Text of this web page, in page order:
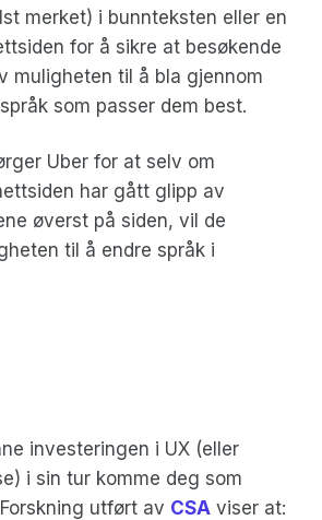
merket) i bunnteksten eller en
for å sikre at besøkende
muligheten til å bla gjennom
som passer dem best.
Uber for at selv om
har gått glipp av
øverst på siden, vil de
til å endre språk i
investeringen i UX (eller
i sin tur komme deg som
utført av CSA viser at: